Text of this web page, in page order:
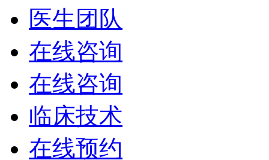
医生团队
在线咨询
在线咨询
临床技术
在线预约